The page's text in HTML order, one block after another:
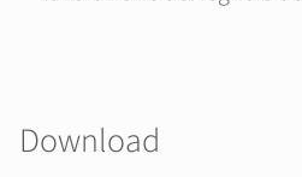
Download